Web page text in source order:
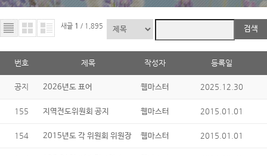
새글 1 / 1,895 검색
번호 제목 작성자 등록일
공지 2026년도 표어 웹마스터 2025.12.30
155 지역전도위원회 공지 웹마스터 2015.01.01
154 2015년도 각 위원회 위원장 웹마스터 2015.01.01